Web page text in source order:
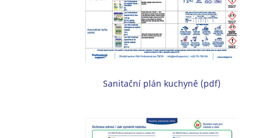
Sanitační plán kuchyně (pdf)